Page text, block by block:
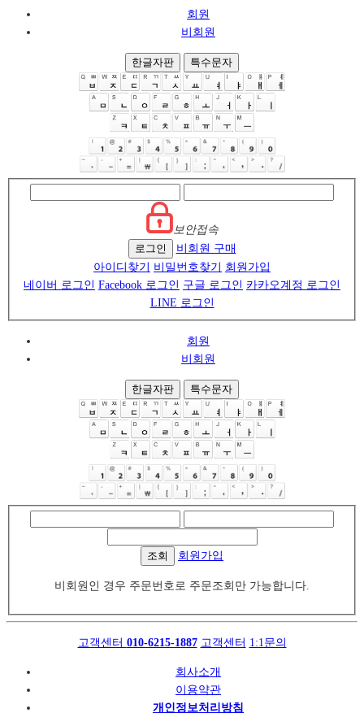
회원
비회원
한글자판 특수문자
보안접속
로그인
비회원 구매
아이디찾기
비밀번호찾기
회원가입
네이버 로그인 Facebook 로그인 구글 로그인 카카오계정 로그인
LINE 로그인
회원
비회원
한글자판 특수문자
조회 회원가입
비회원인 경우 주문번호로 주문조회만 가능합니다.
고객센터 010-6215-1887 고객센터 1:1문의
회사소개
이용약관
개인정보처리방침